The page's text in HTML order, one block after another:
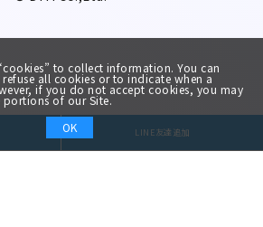
to collect information. You can
all cookies or to indicate when a
if you do not accept cookies, you may
portions of our Site.
OK
LINE友達追加